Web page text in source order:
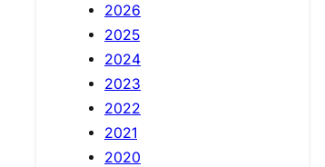
2026
2025
2024
2023
2022
2021
2020